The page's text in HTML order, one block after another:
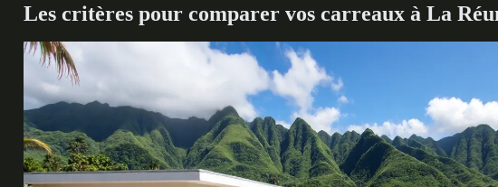
Les critères pour comparer vos carreaux à La